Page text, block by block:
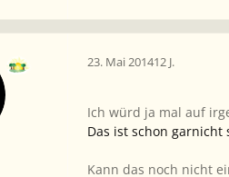
23. Mai 201412 J.
Ich würd ja mal auf
Das ist schon
Kann das noch nicht